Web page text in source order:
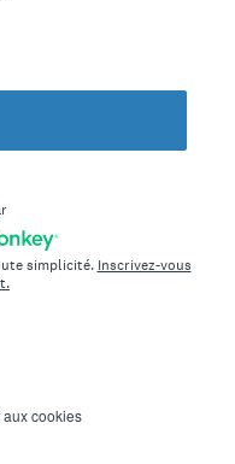
simplicité. Inscrivez-vous
cookies